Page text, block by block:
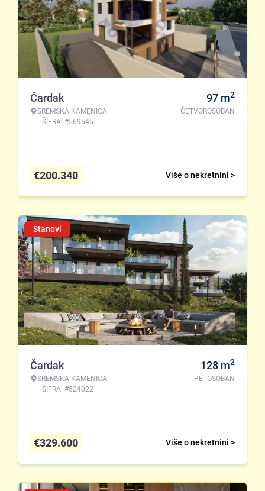
Čardak
SREMSKA KAMENICA
ŠIFRA: #569545
97 m2
ČETVOROSOBAN
Više o nekretnini >
€200.340
Stanovi
Čardak
SREMSKA KAMENICA
ŠIFRA: #524022
128 m2
PETOSOBAN
Više o nekretnini >
€329.600